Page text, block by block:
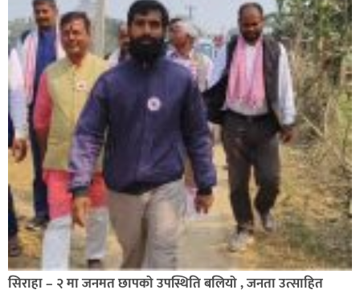
सिराहा – २ मा जनमत छापको उपस्थिति बलियो , जनता उत्साहित